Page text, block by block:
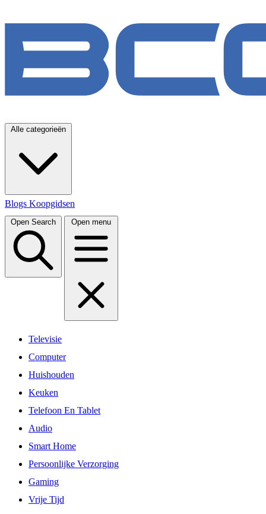
Alle categorieën
Blogs Koopgidsen
Open Search Open menu
Televisie
Computer
Huishouden
Keuken
Telefoon En Tablet
Audio
Smart Home
Persoonlijke Verzorging
Gaming
Vrije Tijd